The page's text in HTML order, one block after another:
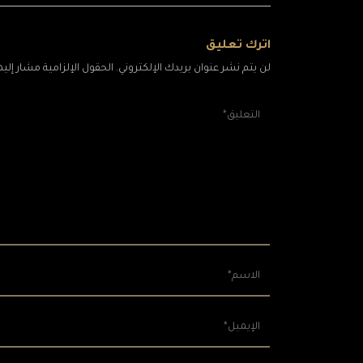
اترك تعليق
لن يتم نشر عنوان بريدك الإلكتروني. الحقول الإلزامية مشار